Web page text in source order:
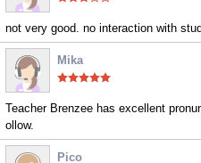
not very good. no interaction with
Mika
Teacher Brenzee has excellent
ollow.
Pico